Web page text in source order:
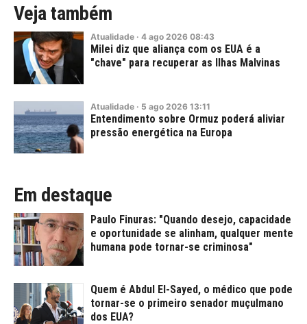
Veja também
Atualidade · 4 ago 2026 08:43
Milei diz que aliança com os EUA é a
"chave" para recuperar as Ilhas Malvinas
Atualidade · 5 ago 2026 13:11
Entendimento sobre Ormuz poderá aliviar
pressão energética na Europa
Em destaque
Paulo Finuras: "Quando desejo, capacidade
e oportunidade se alinham, qualquer mente
humana pode tornar-se criminosa"
Quem é Abdul El-Sayed, o médico que pode
tornar-se o primeiro senador muçulmano
dos EUA?